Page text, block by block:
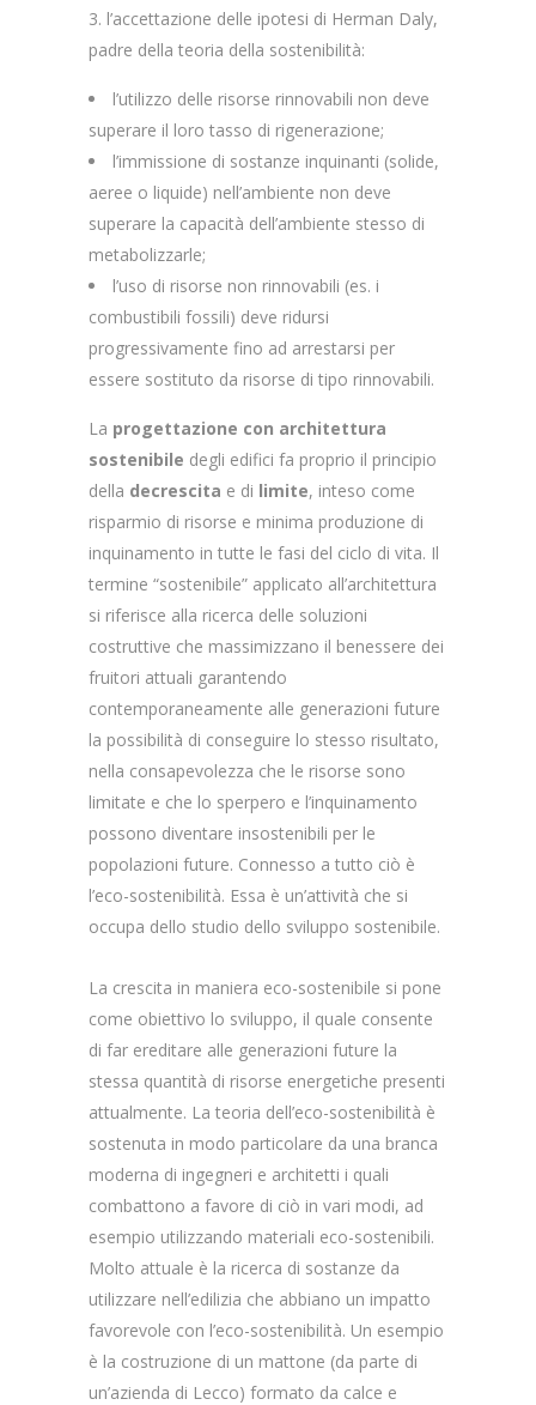
l’accettazione delle ipotesi di Herman Daly,
padre della teoria della sostenibilità:
l’utilizzo delle risorse rinnovabili non deve
superare il loro tasso di rigenerazione;
l’immissione di sostanze inquinanti (solide,
aeree o liquide) nell’ambiente non deve
superare la capacità dell’ambiente stesso di
metabolizzarle;
l’uso di risorse non rinnovabili (es. i
combustibili fossili) deve ridursi
progressivamente fino ad arrestarsi per
essere sostituto da risorse di tipo rinnovabili.
La progettazione con architettura
sostenibile degli edifici fa proprio il principio
della decrescita e di limite, inteso come
risparmio di risorse e minima produzione di
inquinamento in tutte le fasi del ciclo di vita. Il
termine “sostenibile” applicato all’architettura
si riferisce alla ricerca delle soluzioni
costruttive che massimizzano il benessere dei
fruitori attuali garantendo
contemporaneamente alle generazioni future
la possibilità di conseguire lo stesso risultato,
nella consapevolezza che le risorse sono
limitate e che lo sperpero e l’inquinamento
possono diventare insostenibili per le
popolazioni future. Connesso a tutto ciò è
l’eco-sostenibilità. Essa è un’attività che si
occupa dello studio dello sviluppo sostenibile.
La crescita in maniera eco-sostenibile si pone
come obiettivo lo sviluppo, il quale consente
di far ereditare alle generazioni future la
stessa quantità di risorse energetiche presenti
attualmente. La teoria dell’eco-sostenibilità è
sostenuta in modo particolare da una branca
moderna di ingegneri e architetti i quali
combattono a favore di ciò in vari modi, ad
esempio utilizzando materiali eco-sostenibili.
Molto attuale è la ricerca di sostanze da
utilizzare nell’edilizia che abbiano un impatto
favorevole con l’eco-sostenibilità. Un esempio
è la costruzione di un mattone (da parte di
un’azienda di Lecco) formato da calce e